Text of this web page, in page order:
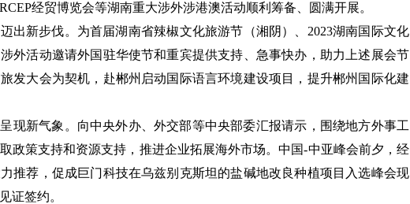
经贸博览会等湖南重大涉外涉港澳活动顺利筹备、圆满开展。
新步伐。为首届湖南省辣椒文化旅游节（湘阴）、2023湖南国际文化
外活动邀请外国驻华使节和重宾提供支持、急事快办，助力上述展会节
发大会为契机，赴郴州启动国际语言环境建设项目，提升郴州国际化建
新气象。向中央外办、外交部等中央部委汇报请示，围绕地方外事工
政策支持和资源支持，推进企业拓展海外市场。中国-中亚峰会前夕，经
推荐，促成巨门科技在乌兹别克斯坦的盐碱地改良种植项目入选峰会现
证签约。